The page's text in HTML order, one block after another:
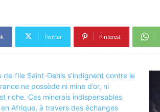
Twitter Pinterest